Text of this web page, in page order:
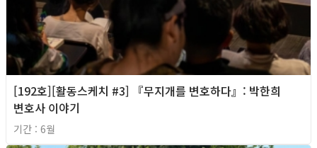
[192호][활동스케치 #3] 『무지개를 변호하다』: 박한희
변호사 이야기
기간 : 6월